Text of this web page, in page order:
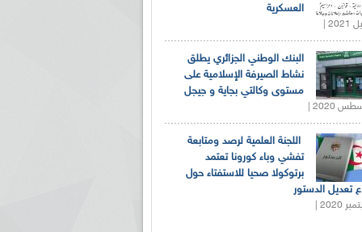
العسكرية
البنك الوطني الجزائري يطلق
نشاط الصيرفة الإسلامية على
مستوى وكالتي بجاية و جيجل
اللجنة العلمية لرصد ومتابعة
تفشي وباء كورونا تعتمد
برتوكولا صحيا للاستفتاء حول
تعديل الدستور